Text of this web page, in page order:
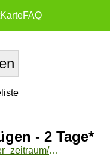
KarteFAQ
- 2 Tage*
https://buchung.hochschulsport-potsdam.de/angebote/aktueller_zeitraum/_Segeln_-_Dinghy_Foil_-_Wochenende_Ruegen_-_2_Tage_.html